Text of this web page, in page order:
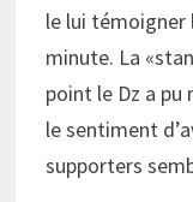
le lui témoigner
minute. La
point le Dz a
le sentiment
supporters